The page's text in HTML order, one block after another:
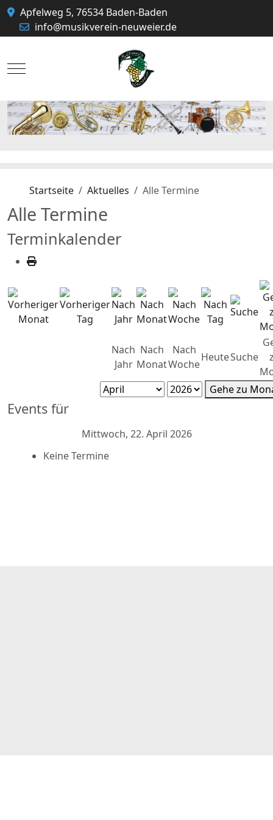
Apfelweg 5, 76534 Baden-Baden
info@musikverein-neuweier.de
Mobile Menu Toggle
Startseite Aktuelles Alle Termine
Alle Termine
Terminkalender
Nach
Jahr
Nach
Monat
Nach
Woche
HeuteSuche
Gehe zu
Events für
Mittwoch, 22. April 2026
Keine Termine